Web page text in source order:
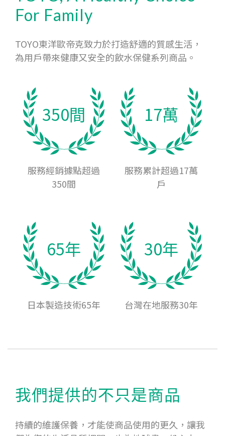
For Family
TOYO東洋歐帝克致力於打造舒適的質感生活，
為用戶帶來健康又安全的飲水保健系列商品。
350間
服務經銷據點超過
350間
17萬
服務累計超過17萬
戶
65年
日本製造技術65年
30年
台灣在地服務30年
我們提供的不只是商品
持續的維護保養，才能使商品使用的更久，讓我